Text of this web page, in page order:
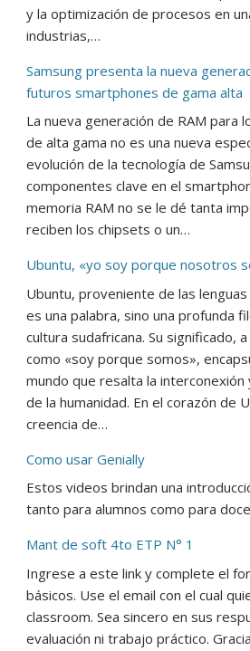
y la optimización de procesos en
industrias,…
Samsung presenta la nueva
futuros smartphones de gama alta
La nueva generación de RAM para
de alta gama no es una nueva
evolución de la tecnología de
componentes clave en el
memoria RAM no se le dé tanta
reciben los chipsets o un…
Ubuntu, «yo soy porque nosotros
Ubuntu, proveniente de las
es una palabra, sino una profunda
cultura sudafricana. Su significado,
como «soy porque somos»,
mundo que resalta la
de la humanidad. En el corazón de
creencia de…
Como usar Genially
Estos videos brindan una
tanto para alumnos como para
Mant de soft 4to ETP N° 1
Ingrese a este link y complete el
básicos. Use el email con el cual
classroom. Sea sincero en sus
evaluación ni trabajo práctico.